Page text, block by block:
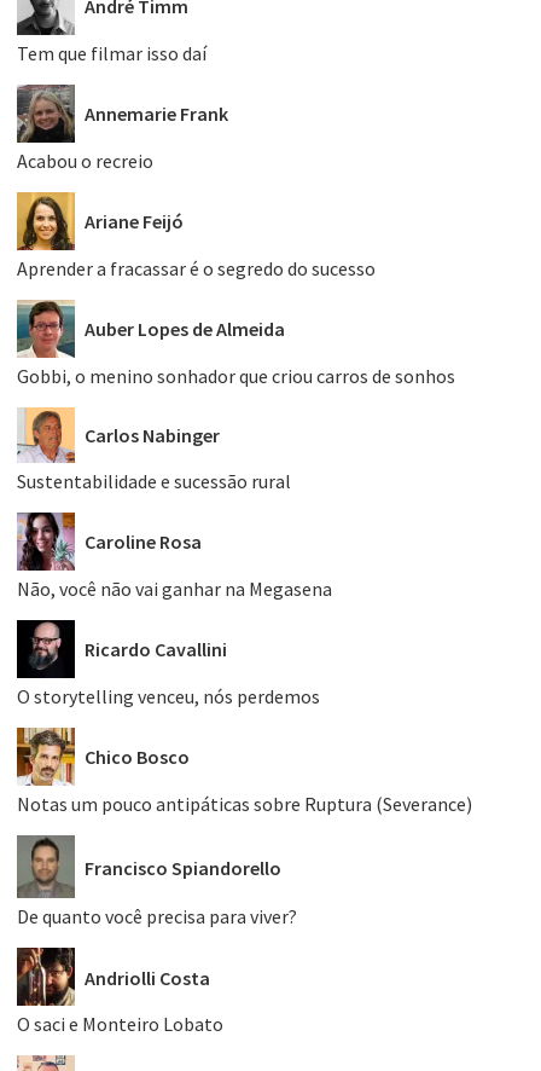
André Timm
Tem que filmar isso daí
Annemarie Frank
Acabou o recreio
Ariane Feijó
Aprender a fracassar é o segredo do sucesso
Auber Lopes de Almeida
Gobbi, o menino sonhador que criou carros de sonhos
Carlos Nabinger
Sustentabilidade e sucessão rural
Caroline Rosa
Não, você não vai ganhar na Megasena
Ricardo Cavallini
O storytelling venceu, nós perdemos
Chico Bosco
Notas um pouco antipáticas sobre Ruptura (Severance)
Francisco Spiandorello
De quanto você precisa para viver?
Andriolli Costa
O saci e Monteiro Lobato